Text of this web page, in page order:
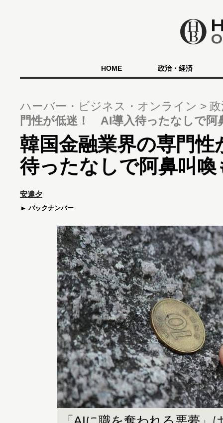
HOME 政治・経済
ハーバー・ビジネス・オンライン
門性が低迷！ AI導入待ったなしで阿
韓国金融業界の専門
待ったなしで阿鼻叫
安達夕
バックナンバー